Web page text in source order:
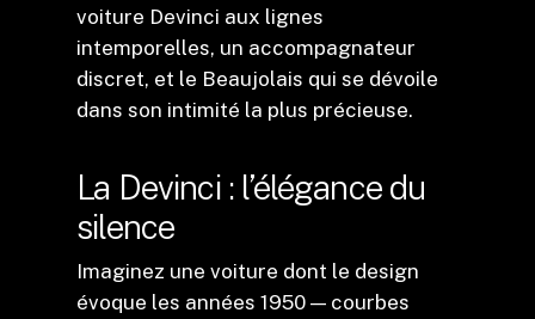
voiture Devinci aux lignes
intemporelles, un accompagnateur
discret, et le Beaujolais qui se dévoile
dans son intimité la plus précieuse.
La Devinci : l’élégance du
silence
Imaginez une voiture dont le design
évoque les années 1950 — courbes